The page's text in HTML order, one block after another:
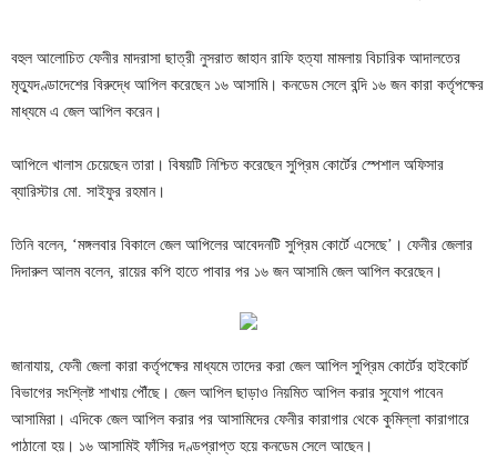
বহুল আলোচিত ফেনীর মাদরাসা ছাত্রী নুসরাত জাহান রাফি হত্যা মামলায় বিচারিক আদালতের
মৃত্যুদণ্ডাদেশের বিরুদ্ধে আপিল করেছেন ১৬ আসামি। কনডেম সেলে বন্দি ১৬ জন কারা কর্তৃপক্ষের
মাধ্যমে এ জেল আপিল করেন।
আপিলে খালাস চেয়েছেন তারা। বিষয়টি নিশ্চিত করেছেন সুপ্রিম কোর্টের স্পেশাল অফিসার
ব্যারিস্টার মো. সাইফুর রহমান।
তিনি বলেন, ‘মঙ্গলবার বিকালে জেল আপিলের আবেদনটি সুপ্রিম কোর্টে এসেছে’। ফেনীর জেলার
দিদারুল আলম বলেন, রায়ের কপি হাতে পাবার পর ১৬ জন আসামি জেল আপিল করেছেন।
জানাযায়, ফেনী জেলা কারা কর্তৃপক্ষের মাধ্যমে তাদের করা জেল আপিল সুপ্রিম কোর্টের হাইকোর্ট
বিভাগের সংশ্লিষ্ট শাখায় পৌঁছে। জেল আপিল ছাড়াও নিয়মিত আপিল করার সুযোগ পাবেন
আসামিরা। এদিকে জেল আপিল করার পর আসামিদের ফেনীর কারাগার থেকে কুমিল্লা কারাগারে
পাঠানো হয়। ১৬ আসামিই ফাঁসির দণ্ডপ্রাপ্ত হয়ে কনডেম সেলে আছেন।